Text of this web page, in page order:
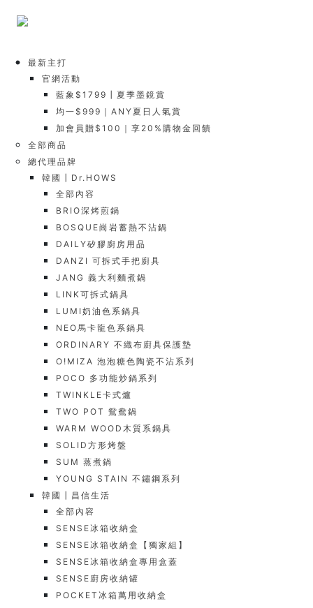
最新主打
官網活動
藍象$1799┃夏季墨鏡賞
均一$999｜ANY夏日人氣賞
加會員贈$100｜享20%購物金回饋
全部商品
總代理品牌
韓國┃Dr.HOWS
全部內容
BRIO深烤煎鍋
BOSQUE崗岩蓄熱不沾鍋
DAILY矽膠廚房用品
DANZI 可拆式手把廚具
JANG 義大利麵煮鍋
LINK可拆式鍋具
LUMI奶油色系鍋具
NEO馬卡龍色系鍋具
ORDINARY 不織布廚具保護墊
O!MIZA 泡泡糖色陶瓷不沾系列
POCO 多功能炒鍋系列
TWINKLE卡式爐
TWO POT 鴛鴦鍋
WARM WOOD木質系鍋具
SOLID方形烤盤
SUM 蒸煮鍋
YOUNG STAIN 不鏽鋼系列
韓國┃昌信生活
全部內容
SENSE冰箱收納盒
SENSE冰箱收納盒【獨家組】
SENSE冰箱收納盒專用盒蓋
SENSE廚房收納罐
POCKET冰箱萬用收納盒